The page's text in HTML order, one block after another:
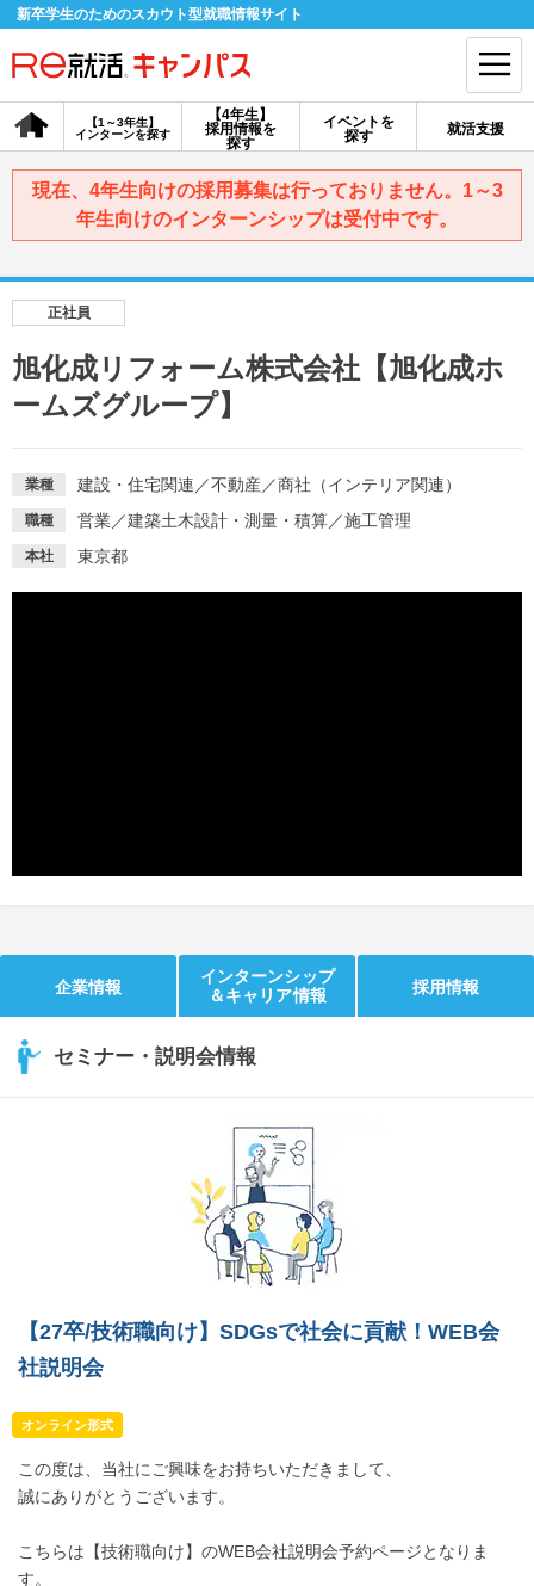
新卒学生のためのスカウト型就職情報サイト
【4年生】
採用情報を
探す
【1～3年生】
インターンを探す
イベントを
探す
就活支援
会員登録 ログイン
会員ID・パスワードを忘れた方はこちら
採用情報を探す
説明会を探す
インターンを探す
就活ノウハウ・サポート
現在、4年生向けの採用募集は行っておりません。1～3
年生向けのインターンシップは受付中です。
正社員
旭化成リフォーム株式会社【旭化成ホ
ームズグループ】
業種 建設・住宅関連 ／不動産／商社（インテリア関連）
職種 営業／建築土木設計・測量・積算／施工管理
本社 東京都
企業情報
インターンシップ
＆キャリア情報
採用情報
セミナー・説明会情報
【27卒/技術職向け】SDGsで社会に貢献！WEB会
社説明会
オンライン形式
この度は、当社にご興味をお持ちいただきまして、
誠にありがとうございます。
こちらは【技術職向け】のWEB会社説明会予約ページとなりま
す。